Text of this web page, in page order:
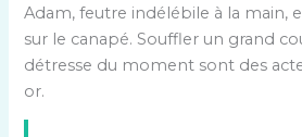
Adam, feutre indélébile à la main,
sur le canapé. Souffler un grand
détresse du moment sont des
or.